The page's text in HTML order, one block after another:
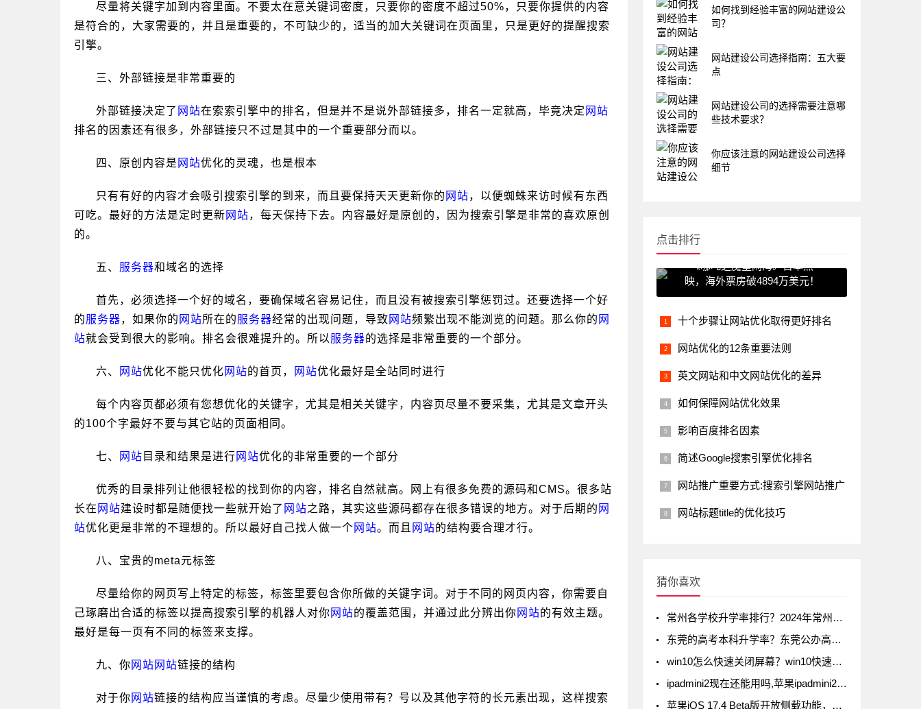
尽量将关键字加到内容里面。不要太在意关键词密度，只要你的密度不超过50%，只要你提供的内容
是符合的，大家需要的，并且是重要的，不可缺少的，适当的加大关键词在页面里，只是更好的提醒搜索
引擎。
三、外部链接是非常重要的
外部链接决定了 网站在索索引擎中的排名，但是并不是说外部链接多，排名一定就高，毕竟决定 网站
排名的因素还有很多，外部链接只不过是其中的一个重要部分而以。
四、原创内容是 网站优化的灵魂，也是根本
只有有好的内容才会吸引搜索引擎的到来，而且要保持天天更新你的 网站，以便蜘蛛来访时候有东西
可吃。最好的方法是定时更新 网站，每天保持下去。内容最好是原创的，因为搜索引擎是非常的喜欢原创
的。
五、 服务器和域名的选择
首先，必须选择一个好的域名，要确保域名容易记住，而且没有被搜索引擎惩罚过。还要选择一个好
的服务器，如果你的 网站所在的服务器经常的出现问题，导致 网站频繁出现不能浏览的问题。那么你的 网
站就会受到很大的影响。排名会很难提升的。所以服务器的选择是非常重要的一个部分。
六、 网站优化不能只优化 网站的首页， 网站优化最好是全站同时进行
每个内容页都必须有您想优化的关键字，尤其是相关关键字，内容页尽量不要采集，尤其是文章开头
的100个字最好不要与其它站的页面相同。
七、 网站 目录和结果是进行 网站优化的非常重要的一个部分
优秀的目录排列让他很轻松的找到你的内容，排名自然就高。网上有很多免费的源码和CMS。很多站
长在 网站建设时都是随便找一些就开始了 网站之路，其实这些源码都存在很多错误的地方。对于后期的 网
站优化更是非常的不理想的。所以最好自己找人做一个 网站。而且 网站的结构要合理才行。
八、宝贵的meta元标签
尽量给你的网页写上特定的标签，标签里要包含你所做的关键字词。对于不同的网页内容，你需要自
己琢磨出合适的标签以提高搜索引擎的机器人对你 网站的覆盖范围，并通过此分辨出你 网站的有效主题。
最好是每一页有不同的标签来支撑。
九、你 网站 网站链接的结构
对于你 网站链接的结构应当谨慎的考虑。尽量少使用带有？号以及其他字符的长元素出现，这样搜索
如何找到经验丰富的网站建设公
司？
网站建设公司选择指南：五大要
点
网站建设公司的选择需要注意哪
些技术要求？
你应该注意的网站建设公司选择
细节
点击排行
《哪吒之魔童闹海》日本热
映，海外票房破4894万美元！
十个步骤让网站优化取得更好排名
网站优化的12条重要法则
英文网站和中文网站优化的差异
如何保障网站优化效果
影响百度排名因素
简述Google搜索引擎优化排名
网站推广重要方式:搜索引擎网站推广
网站标题title的优化技巧
猜你喜欢
常州各学校升学率排行？2024年常州初中升学率排名
东莞的高考本科升学率？东莞公办高中录取率有多少
win10怎么快速关闭屏幕？win10快速关闭屏幕方法
ipadmini2现在还能用吗,苹果ipadmini2现在还能用吗
苹果iOS 17.4 Beta版开放侧载功能，但iPad不在列